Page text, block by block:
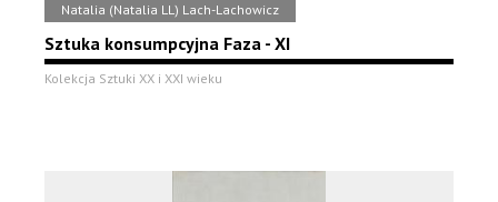
Natalia (Natalia LL) Lach-Lachowicz
Sztuka konsumpcyjna Faza - XI
Kolekcja Sztuki XX i XXI wieku